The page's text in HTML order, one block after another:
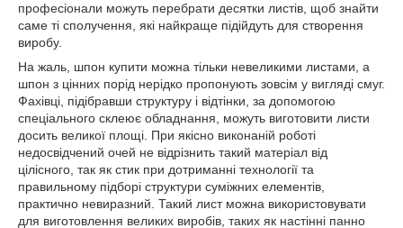
професіонали можуть перебрати десятки листів, щоб знайти
саме ті сполучення, які найкраще підійдуть для створення
виробу.
На жаль, шпон купити можна тільки невеликими листами, а
шпон з цінних порід нерідко пропонують зовсім у вигляді смуг.
Фахівці, підібравши структуру і відтінки, за допомогою
спеціального склеює обладнання, можуть виготовити листи
досить великої площі. При якісно виконаній роботі
недосвідчений очей не відрізнить такий матеріал від
цілісного, так як стик при дотриманні технології та
правильному підборі структури суміжних елементів,
практично невиразний. Такий лист можна використовувати
для виготовлення великих виробів, таких як настінні панно